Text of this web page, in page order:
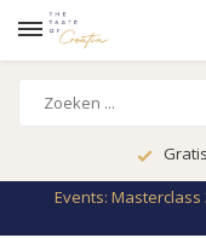
Events: Masterclass